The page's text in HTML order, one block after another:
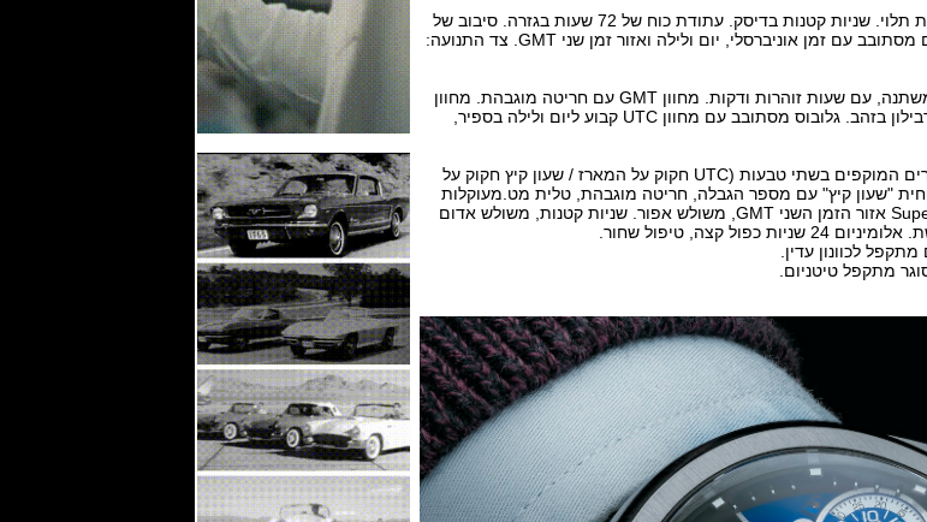
הפונקציות הן: שעות ודקות, על גשר קשת תלוי. שניות קטנות בדיסק. עתודת כוח של 72 שעות בגזרה. סיבוב של
24 שניות סיבוב הופעות. גלובוס טיטניום מסתובב עם זמן אוניברסלי, יום ולילה ואזור זמן שני GMT. צד התנועה:
טבעת שעה תלת מימדית וגיאומטרית משתנה, עם שעות זוהרות ודקות. מחוון GMT עם חריטה מוגבהת. מחוון
עתודה כוח, חקוק ולכה. מחוון סיבוב טורבילון בזהב. גלובוס מסתובב עם מחוון UTC קבוע ליום ולילה בספיר,
צד התנועה: דיסק ספיר המציג שמות ערים המוקפים בשתי טבעות (UTC חקוק על המארז / שעון קיץ חקוק על
"שעון קיץ" עם מספר הגבלה, חריטה מוגבהת, טלית מט.מעוקלות
מפלדה מלוטשת עם מחוון SuperLuminova אזור הזמן השני GMT, משולש אפור. שניות קטנות, משולש אדום
קצה, טיפול שחור.
לכוונון עדין.
מתקפל טיטניום.